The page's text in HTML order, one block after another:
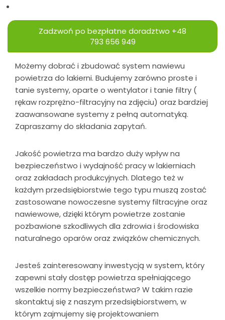
Zadzwoń po bezpłatne doradztwo +48
793 656 949
Możemy dobrać i zbudować system nawiewu
powietrza do lakierni. Budujemy zarówno proste i
tanie systemy, oparte o wentylator i tanie filtry (
rękaw rozprężno-filtracyjny na zdjęciu) oraz bardziej
zaawansowane systemy z pełną automatyką.
Zapraszamy do składania zapytań.
Jakość powietrza ma bardzo duży wpływ na
bezpieczeństwo i wydajność pracy w lakierniach
oraz zakładach produkcyjnych. Dlatego też w
każdym przedsiębiorstwie tego typu muszą zostać
zastosowane nowoczesne systemy filtracyjne oraz
nawiewowe, dzięki którym powietrze zostanie
pozbawione szkodliwych dla zdrowia i środowiska
naturalnego oparów oraz związków chemicznych.
Jesteś zainteresowany inwestycją w system, który
zapewni stały dostęp powietrza spełniającego
wszelkie normy bezpieczeństwa? W takim razie
skontaktuj się z naszym przedsiębiorstwem, w
którym zajmujemy się projektowaniem